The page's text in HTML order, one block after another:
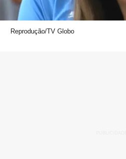
Reprodução/TV Globo